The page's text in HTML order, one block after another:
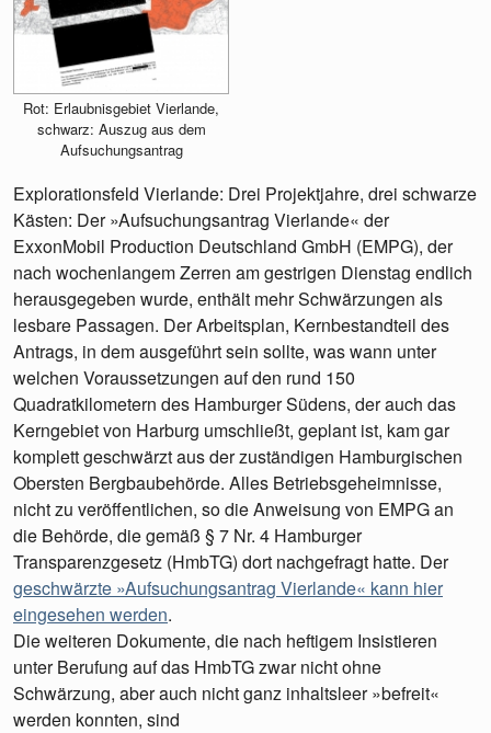
Rot: Erlaubnisgebiet Vierlande,
schwarz: Auszug aus dem
Aufsuchungsantrag
Explorationsfeld Vierlande: Drei Projektjahre, drei schwarze
Kästen: Der »Aufsuchungsantrag Vierlande« der
ExxonMobil Production Deutschland GmbH (EMPG), der
nach wochenlangem Zerren am gestrigen Dienstag endlich
herausgegeben wurde, enthält mehr Schwärzungen als
lesbare Passagen. Der Arbeitsplan, Kernbestandteil des
Antrags, in dem ausgeführt sein sollte, was wann unter
welchen Voraussetzungen auf den rund 150
Quadratkilometern des Hamburger Südens, der auch das
Kerngebiet von Harburg umschließt, geplant ist, kam gar
komplett geschwärzt aus der zuständigen Hamburgischen
Obersten Bergbaubehörde. Alles Betriebsgeheimnisse,
nicht zu veröffentlichen, so die Anweisung von EMPG an
die Behörde, die gemäß § 7 Nr. 4 Hamburger
Transparenzgesetz (HmbTG) dort nachgefragt hatte. Der
geschwärzte »Aufsuchungsantrag Vierlande« kann hier
eingesehen werden.
Die weiteren Dokumente, die nach heftigem Insistieren
unter Berufung auf das HmbTG zwar nicht ohne
Schwärzung, aber auch nicht ganz inhaltsleer »befreit«
werden konnten, sind